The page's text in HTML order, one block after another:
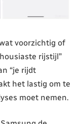
voorzichtig of
rijstijl”
“je rijdt
het lastig om te
moet nemen.